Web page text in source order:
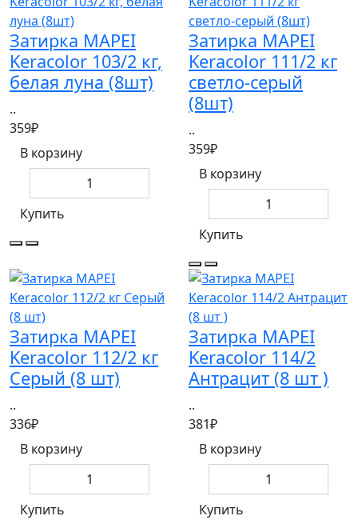
Затирка MAPEI
Keracolor 103/2 кг,
белая луна (8шт)
..
359₽
В корзину
Купить
Затирка MAPEI
Keracolor 111/2 кг
светло-серый
(8шт)
..
359₽
В корзину
Купить
Затирка MAPEI
Keracolor 112/2 кг
Серый (8 шт)
..
336₽
В корзину
Купить
Затирка MAPEI
Keracolor 114/2
Антрацит (8 шт )
..
381₽
В корзину
Купить